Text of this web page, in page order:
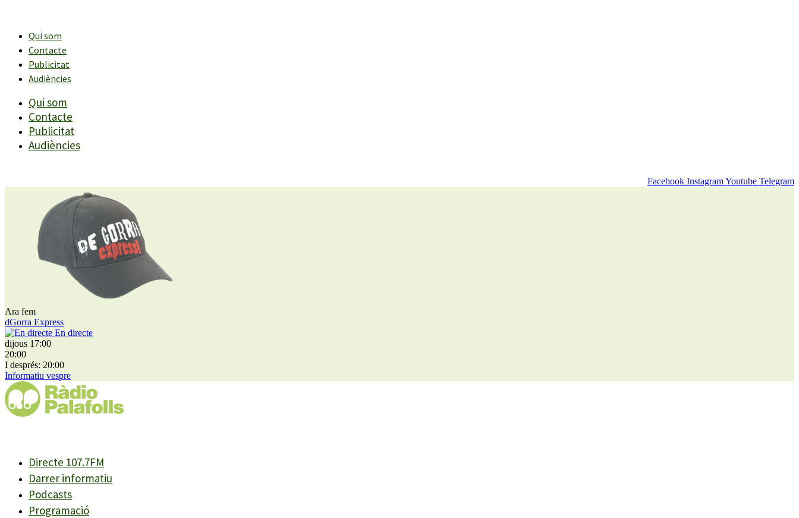
contingutQui som
Contacte
Publicitat
Audiències
Qui som
Contacte
Publicitat
Audiències
Facebook InstagramYoutube Telegram
Ara fem
dGorra Express
En directe
dijous 17:00
20:00
I després: 20:00
Informatiu vespre
Directe 107.7FM
Darrer informatiu
Podcasts
Programació